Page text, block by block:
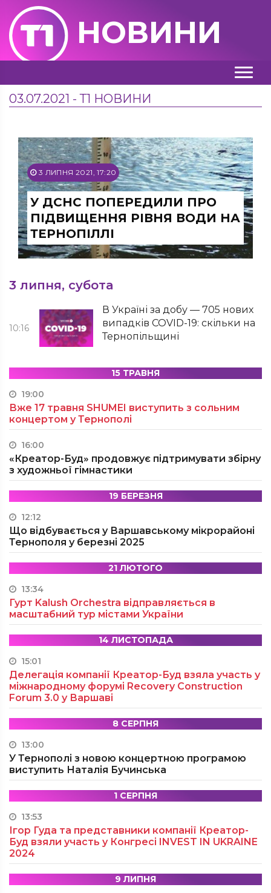
НОВИНИ
03.07.2021 - Т1 НОВИНИ
3 ЛИПНЯ 2021, 17:20
У ДСНС ПОПЕРЕДИЛИ ПРО
ПІДВИЩЕННЯ РІВНЯ ВОДИ НА
ТЕРНОПІЛЛІ
3 липня, субота
10:16
В Україні за добу — 705 нових
випадків COVID-19: скільки на
Тернопільщині
15 ТРАВНЯ
19:00
Вже 17 травня SHUMEI виступить з сольним
концертом у Тернополі
16:00
«Креатор-Буд» продовжує підтримувати збірну
з художньої гімнастики
19 БЕРЕЗНЯ
12:12
Що відбувається у Варшавському мікрорайоні
Тернополя у березні 2025
21 ЛЮТОГО
13:34
Гурт Kalush Orchestra відправляється в
масштабний тур містами України
14 ЛИСТОПАДА
15:01
Делегація компанії Креатор-Буд взяла участь у
міжнародному форумі Recovery Construction
Forum 3.0 у Варшаві
8 СЕРПНЯ
13:00
У Тернополі з новою концертною програмою
виступить Наталія Бучинська
1 СЕРПНЯ
13:53
Ігор Гуда та представники компанії Креатор-
Буд взяли участь у Конгресі INVEST IN UKRAINE
2024
9 ЛИПНЯ